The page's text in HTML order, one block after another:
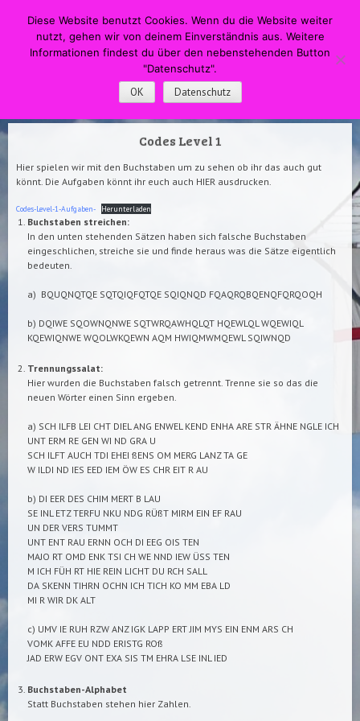
Menü
WECHSELN SIE ZUM INHALT
DPSG Pfadfinderstamm
Swapingo
Codes Level 1
Hier spielen wir mit den Buchstaben um zu sehen ob ihr das auch gut
könnt. Die Aufgaben könnt ihr euch auch HIER ausdrucken.
Codes-Level-1-Aufgaben- Herunterladen
Buchstaben streichen:
In den unten stehenden Sätzen haben sich falsche Buchstaben
eingeschlichen, streiche sie und finde heraus was die Sätze eigentlich
bedeuten.
a) BQUQNQTQE SQTQIQFQTQE SQIQNQD FQAQRQBQENQFQRQOQH
b) DQIWE SQOWNQNWE SQTWRQAWHQLQT HQEWLQL WQEWIQL
KQEWIQNWE WQOLWKQEWN AQM HWIQMWMQEWL SQIWNQD
Trennungssalat:
Hier wurden die Buchstaben falsch getrennt. Trenne sie so das die
neuen Wörter einen Sinn ergeben.
a) SCH ILFB LEI CHT DIEL ANG ENWEL KEND ENHA ARE STR ÄHNE NGLE ICH
UNT ERM RE GEN WI ND GRA U
SCH ILFT AUCH TDI EHEI ßENS OM MERG LANZ TA GE
W ILDI ND IES EED IEM ÖW ES CHR EIT R AU
b) DI EER DES CHIM MERT B LAU
SE INL ETZ TERFU NKU NDG RÜßT MIRM EIN EF RAU
UN DER VERS TUMMT
UNT ENT RAU ERNN OCH DI EEG OIS TEN
MAJO RT OMD ENK TSI CH WE NND IEW ÜSS TEN
M ICH FÜH RT HIE REIN LICHT DU RCH SALL
DA SKENN TIHRN OCHN ICH TICH KO MM EBA LD
MI R WIR DK ALT
c) UMV IE RUH RZW ANZ IGK LAPP ERT JIM MYS EIN ENM ARS CH
VOMK AFFE EU NDD ERISTG ROß
JAD ERW EGV ONT EXA SIS TM EHRA LSE INL IED
Buchstaben-Alphabet
Statt Buchstaben stehen hier Zahlen.
Diese Website benutzt Cookies. Wenn du die Website weiter
nutzt, gehen wir von deinem Einverständnis aus. Weitere
Informationen findest du über den nebenstehenden Button
"Datenschutz".
OK Datenschutz